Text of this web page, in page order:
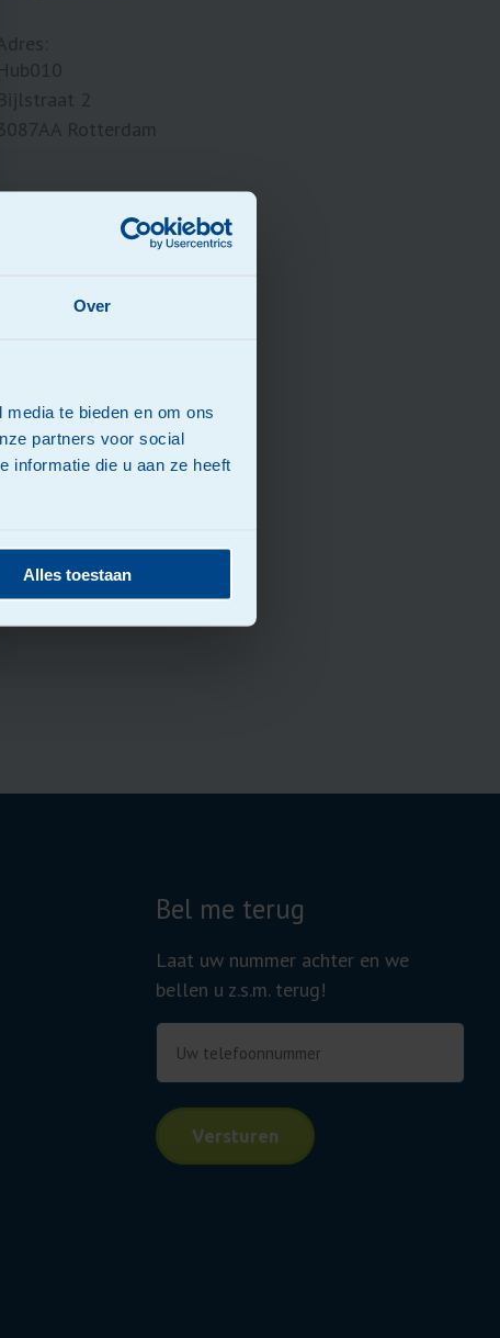
Over
te bieden en om ons
partners voor social
informatie die u aan ze heeft
Alles toestaan
2
Rotterdam
Bel me terug
Laat uw nummer achter en we
bellen u z.s.m. terug!
Versturen